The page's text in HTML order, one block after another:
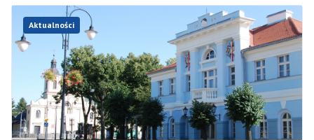
Aktualności